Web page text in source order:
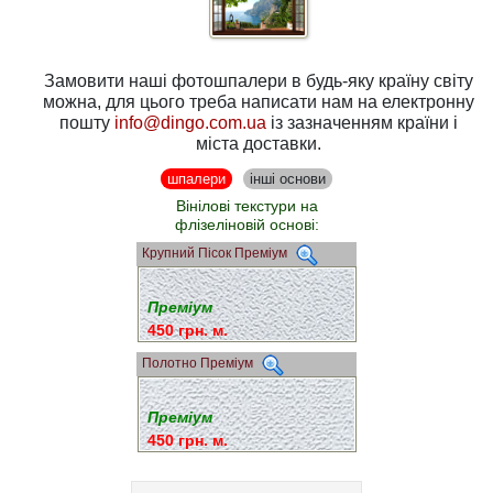
Замовити наші фотошпалери в будь-яку країну світу
можна, для цього треба написати нам на електронну
пошту info@dingo.com.ua із зазначенням країни і
міста доставки.
шпалери інші основи
Вінілові текстури на
флізеліновій основі:
Крупний Пісок Преміум
Преміум
450 грн. м.
Полотно Преміум
Преміум
450 грн. м.